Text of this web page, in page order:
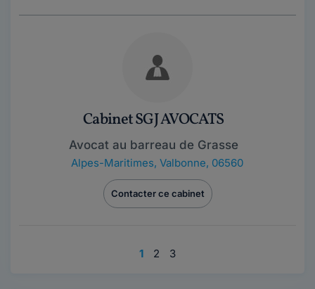
Cabinet SGJ AVOCATS
Avocat au barreau de Grasse
Alpes-Maritimes, Valbonne, 06560
Contacter ce cabinet
1 2 3